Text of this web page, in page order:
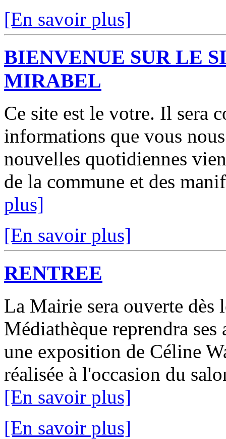
[En savoir plus]
BIENVENUE SUR LE
MIRABEL
Ce site est le votre. Il sera
informations que vous
nouvelles quotidiennes
de la commune et des
plus]
[En savoir plus]
RENTREE
La Mairie sera ouverte dès
Médiathèque reprendra
une exposition de Céline
réalisée à l'occasion du
[En savoir plus]
[En savoir plus]